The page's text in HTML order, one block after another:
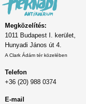
Megközelítés:
1011 Budapest I. kerület,
Hunyadi János út 4.
A Clark Ádám tér közelében
Telefon
+36 (20) 988 0374
E-mail